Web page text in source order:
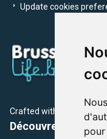
Update cookies
Crafted with by
Découvrez plus de